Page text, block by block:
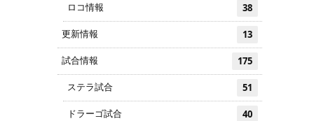
ロコ情報 38
更新情報 13
試合情報 175
ステラ試合 51
ドラーゴ試合 40